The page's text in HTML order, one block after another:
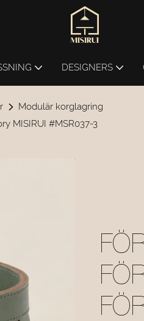
DESIGNERS
Modulär korglagring
MISIRUI #MSR037-3